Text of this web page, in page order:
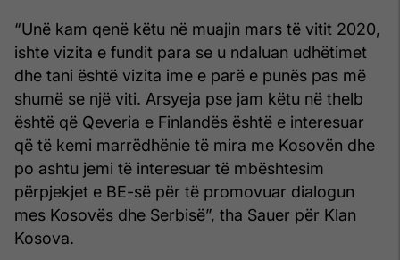
“Unë kam qenë këtu në muajin mars të vitit 2020,
ishte vizita e fundit para se u ndaluan udhëtimet
dhe tani është vizita ime e parë e punës pas më
shumë se një viti. Arsyeja pse jam këtu në thelb
është që Qeveria e Finlandës është e interesuar
që të kemi marrëdhënie të mira me Kosovën dhe
po ashtu jemi të interesuar të mbështesim
përpjekjet e BE-së për të promovuar dialogun
mes Kosovës dhe Serbisë”, tha Sauer për Klan
Kosova.